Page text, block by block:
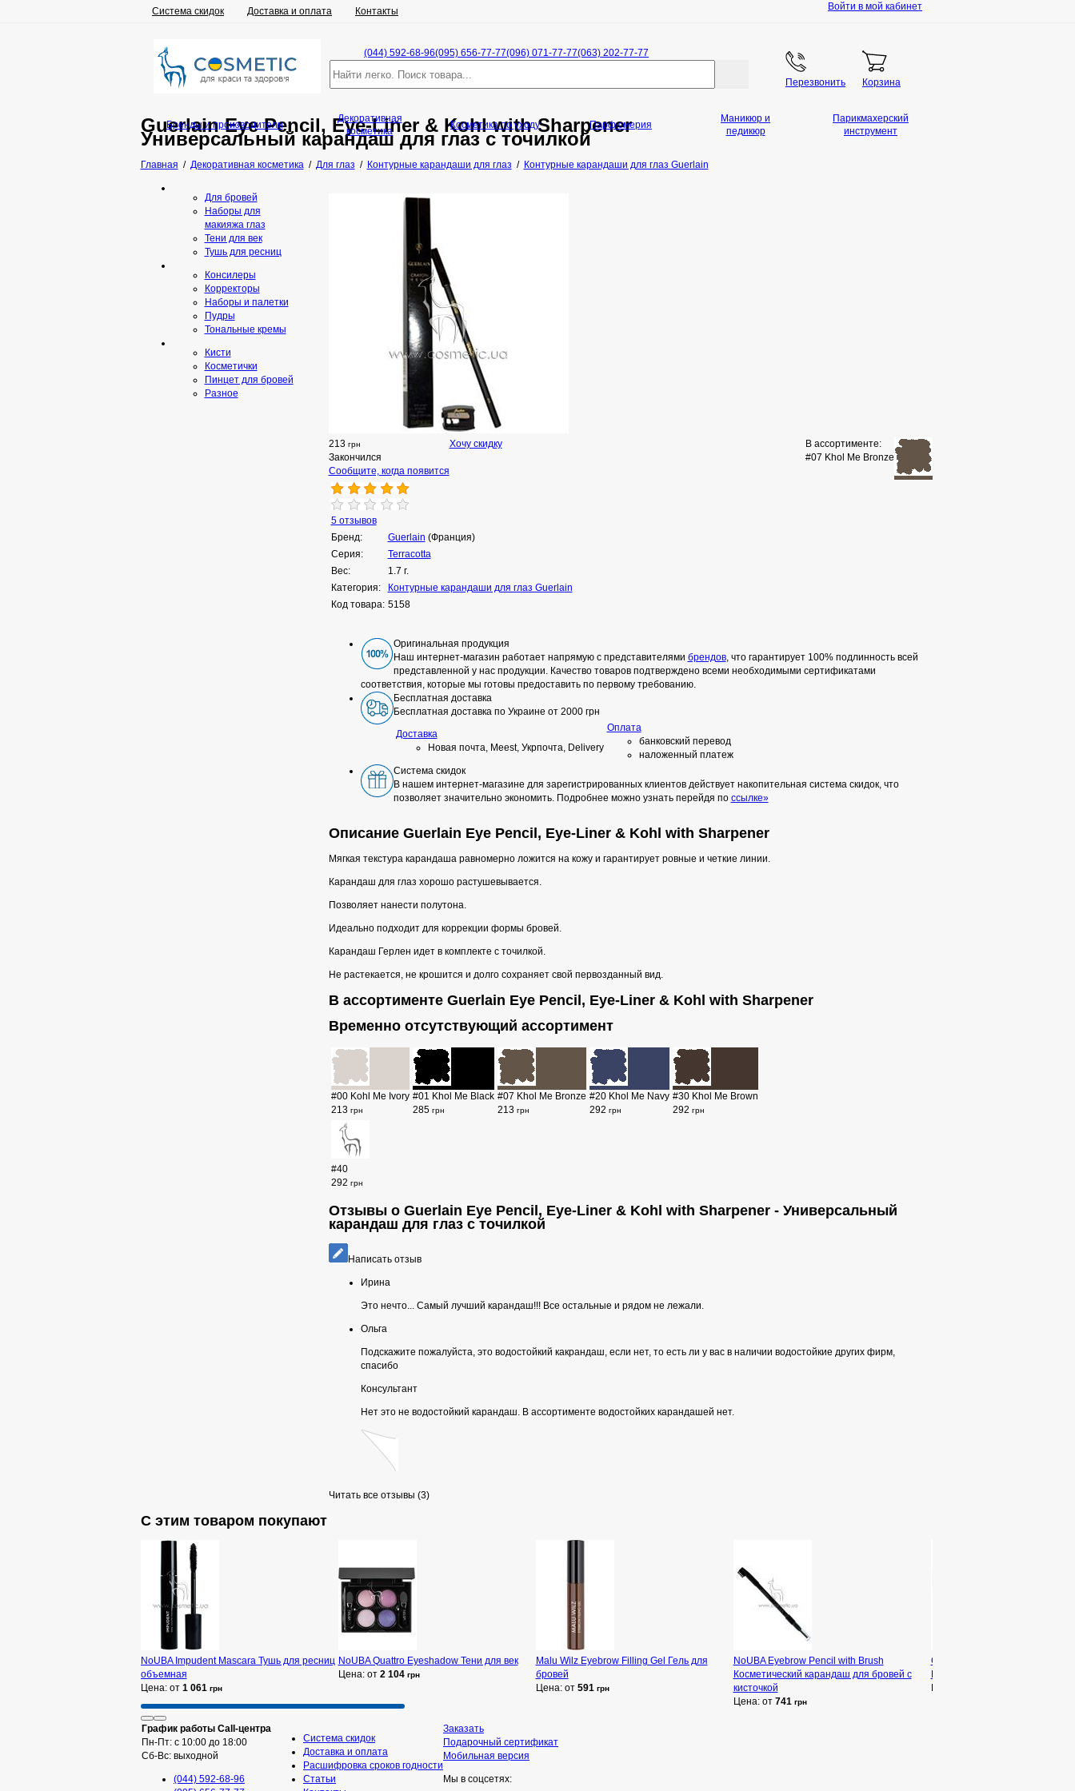
Система скидок Доставка и оплата Контакты Войти в мой кабинет
(044) 592-68-96(095) 656-77-77(096) 071-77-77(063) 202-77-77
Перезвонить Корзина
Guerlain Eye Pencil, Eye-Liner & Kohl with Sharpener
Универсальный карандаш для глаз с точилкой
Главная / Декоративная косметика/ Для глаз / Контурные карандаши для глаз / Контурные карандаши для глаз Guerlain
Хочу скидку
В ассортименте:
#07 Khol Me Bronze
213 грн
Закончился
Сообщите, когда появится
5 отзывов
Бренд:
Guerlain (Франция)
Серия:
Terracotta
Вес:
1.7 г.
Категория:
Контурные карандаши для глаз Guerlain
Код товара: 5158
Оригинальная продукция
Наш интернет-магазин работает напрямую с представителями брендов, что гарантирует 100% подлинность всей
представленной у нас продукции. Качество товаров подтверждено всеми необходимыми сертификатами
соответствия, которые мы готовы предоставить по первому требованию.
Бесплатная доставка
Бесплатная доставка по Украине от 2000 грн
Доставка
Новая почта, Meest, Укрпочта, Delivery
Оплата
банковский перевод
наложенный платеж
Система скидок
В нашем интернет-магазине для зарегистрированных клиентов действует накопительная система скидок, что
позволяет значительно экономить. Подробнее можно узнать перейдя по ссылке»
Описание Guerlain Eye Pencil, Eye-Liner & Kohl with Sharpener
Мягкая текстура карандаша равномерно ложится на кожу и гарантирует ровные и четкие линии.
Карандаш для глаз хорошо растушевывается.
Позволяет нанести полутона.
Идеально подходит для коррекции формы бровей.
Карандаш Герлен идет в комплекте с точилкой.
Не растекается, не крошится и долго сохраняет свой первозданный вид.
В ассортименте Guerlain Eye Pencil, Eye-Liner & Kohl with Sharpener
Временно отсутствующий ассортимент
#00 Kohl Me Ivory
213 грн
#01 Khol Me Black
285 грн
#07 Khol Me Bronze
213 грн
#20 Khol Me Navy
292 грн
#30 Khol Me Brown
292 грн
#40
292 грн
Отзывы о Guerlain Eye Pencil, Eye-Liner & Kohl with Sharpener - Универсальный
карандаш для глаз с точилкой
Написать отзыв
Ирина
Это нечто... Самый лучший карандаш!!! Все остальные и рядом не лежали.
Ольга
Подскажите пожалуйста, это водостойкий какрандаш, если нет, то есть ли у вас в наличии водостойкие других фирм,
спасибо
Консультант
Нет это не водостойкий карандаш. В ассортименте водостойких карандашей нет.
Читать все отзывы (3)
Бренды и производители
Декоративная
косметика
Косметика по уходу Парфюмерия
Маникюр и
педикюр
Парикмахерский
инструмент
Для бровей
Наборы для
макияжа глаз
Тени для век
Тушь для ресниц
Консилеры
Корректоры
Наборы и палетки
Пудры
Тональные кремы
Кисти
Косметички
Пинцет для бровей
Разное
С этим товаром покупают
NoUBA Impudent Mascara Тушь для ресниц
объемная
Цена: от 1 061 грн
NoUBA Quattro Eyeshadow Тени для век
Цена: от 2 104 грн
Malu Wilz Eyebrow Filling Gel Гель для
бровей
Цена: от 591 грн
NoUBA Eyebrow Pencil with Brush
Косметический карандаш для бровей с
кисточкой
Цена: от 741 грн
Couleur Caramel Eyeshadow
Палета теней
Цена: от
График работы Call-центра
Пн-Пт: с 10:00 до 18:00
Сб-Вс: выходной
(044) 592-68-96
Система скидок
Доставка и оплата
Расшифровка сроков годности
Статьи
Заказать
Подарочный сертификат
Мобильная версия
Мы в соцсетях: